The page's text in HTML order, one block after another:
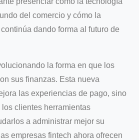
del comercio y cómo la
dando forma al futuro de
la forma en que los
sus finanzas. Esta nueva
las experiencias de pago, sino
clientes herramientas
a administrar mejor su
empresas fintech ahora ofrecen